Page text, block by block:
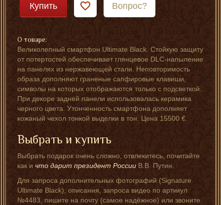
Купить Вопрос?
О товаре:
Великолепный смартфон Ultimate Black. Стойкую защиту
от потертостей обеспечивает глянцевое DLC-напыление
на панелях из нержавеющей стали. Неповторимость
образа дополняют граненые сапфировые клавиши,
символы на которых отображаются только с подсветкой.
При декоре задней панели использовалась керамика
черного цвета. Утонченность смартфона дополняет
кожаный чехол тонкой выделки в тон. Цена 15500 €.
Выбрать и купить
Выбрать подарок очень сложно, отвлекитесь, почитайте
как ичто дарит президент РоссииВ.В. Путин.
Для запроса дополнительных фотографий (Signature
Ultimate Black), описания, запроса видео по артикул
№4483, пишите на почту (самое надёжное) или звоните